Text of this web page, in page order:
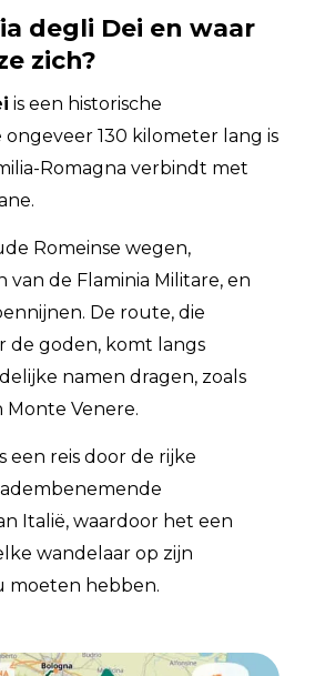
degli Dei en waar
zich?
is een historische
130 kilometer lang is
Romagna verbindt met
Romeinse wegen,
de Flaminia Militare, en
De route, die
de goden, komt langs
namen dragen, zoals
Monte Venere.
een reis door de rijke
Italië, waardoor het een
wandelaar op zijn
moeten hebben.